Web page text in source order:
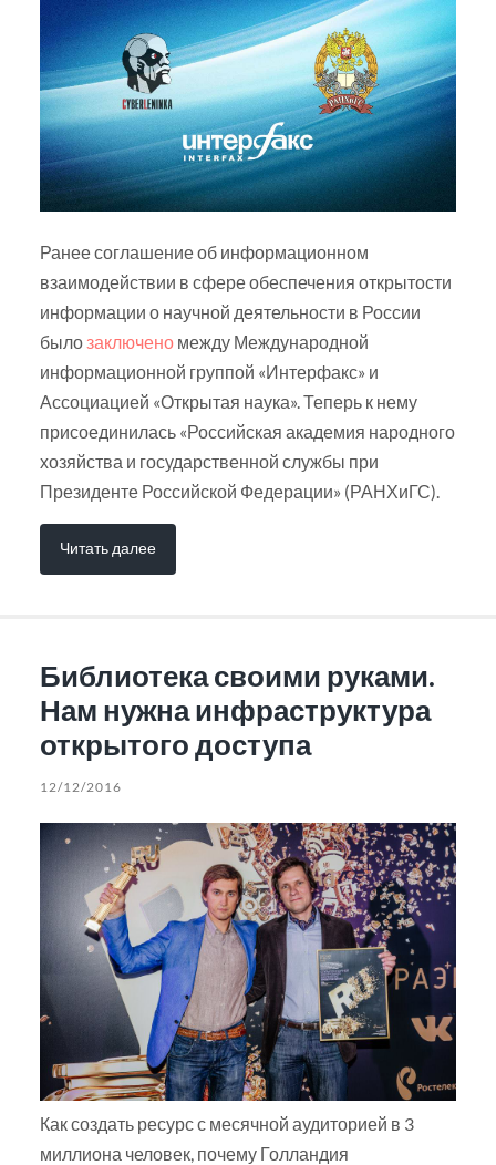
Ранее соглашение об информационном
взаимодействии в сфере обеспечения открытости
информации о научной деятельности в России
былозаключеномежду Международной
информационной группой «Интерфакс» и
Ассоциацией «Открытая наука». Теперь к нему
присоединилась «Российская академия народного
хозяйства и государственной службы при
Президенте Российской Федерации» (РАНХиГС).
Читать далее
Библиотека своими руками.
Нам нужна инфраструктура
открытого доступа
12/12/2016
Как создать ресурс с месячной аудиторией в 3
миллиона человек, почему Голландия